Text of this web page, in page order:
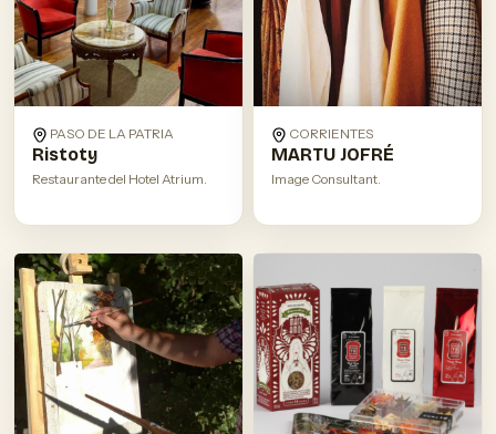
PASO DE LA PATRIA
Ristoty
Restaurante del Hotel Atrium.
CORRIENTES
MARTU JOFRÉ
Image Consultant.